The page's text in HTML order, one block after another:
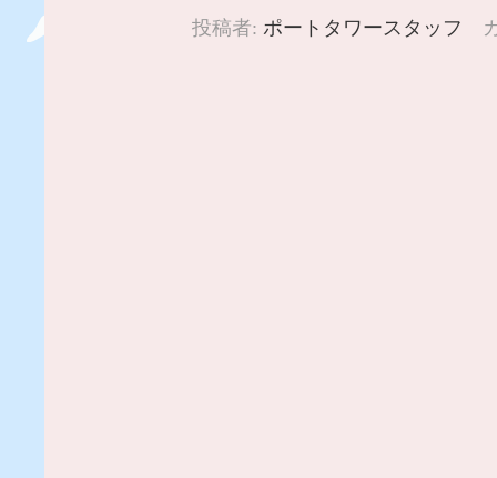
投稿者: ポートタワースタッフ